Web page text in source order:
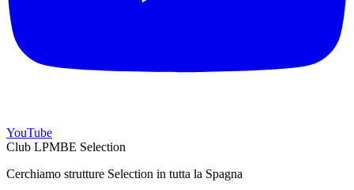
YouTube
Club LPMBE Selection
Cerchiamo strutture Selection in tutta la Spagna